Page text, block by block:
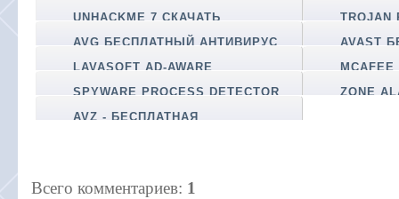
UNHACKME 7 СКАЧАТЬ
TROJAN
AVG БЕСПЛАТНЫЙ АНТИВИРУС
AVAST
LAVASOFT AD-AWARE
SPYWARE PROCESS DETECTOR
ZONE
AVZ - БЕСПЛАТНАЯ
Всего комментариев: 1